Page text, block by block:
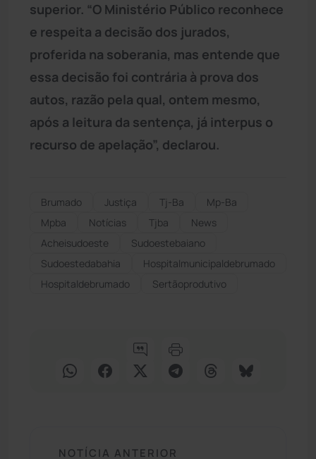
superior. “O Ministério Público reconhece
e respeita a decisão dos jurados,
proferida na soberania, mas entende que
essa decisão foi contrária à prova dos
autos, razão pela qual, ontem mesmo,
após a leitura da sentença, já interpus o
recurso de apelação”, declarou.
Brumado Justiça Tj-Ba
Mp-Ba
Mpba
Notícias Tjba
News
Acheisudoeste
Sudoestebaiano
Sudoestedabahia
Hospitalmunicipaldebrumado
Hospitaldebrumado
Sertãoprodutivo
NOTÍCIA ANTERIOR